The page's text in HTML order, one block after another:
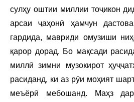
сулҳу оштии миллии тоҷикон
арсаи ҷаҳонӣ ҳамчун
гардида, мавриди омузиши
қарор дорад. Бо мақсади
миллӣ зимни музокирот
расиданд, ки аз рӯи моҳият
меъёрӣ мебошанд. Маҳз дар